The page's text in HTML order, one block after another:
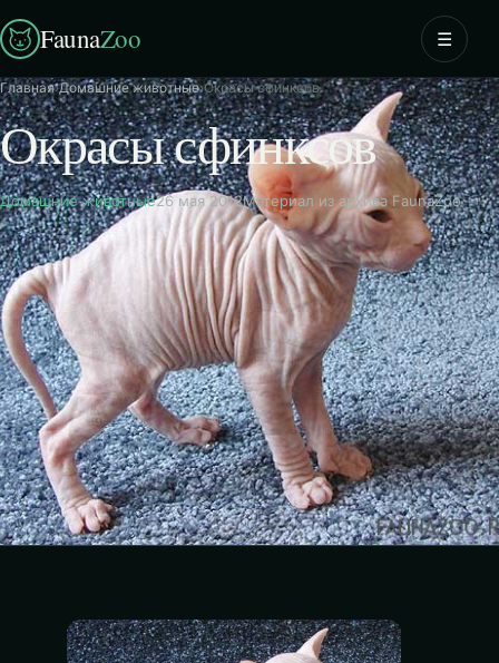
FaunaZoo ☰
Главная›Домашние животные›Окрасы сфинксов
Окрасы сфинксов
Домашние животные26 мая 2012Материал из архива FaunaZoo